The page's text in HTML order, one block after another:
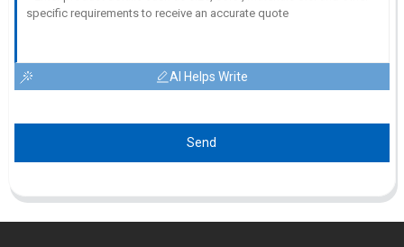
AI Helps Write
Send